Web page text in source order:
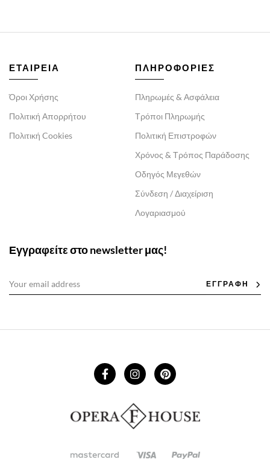
ΕΤΑΙΡΕΙΑ
Όροι Χρήσης
Πολιτική Απορρήτου
Πολιτική Cookies
ΠΛΗΡΟΦΟΡΙΕΣ
Πληρωμές & Ασφάλεια
Τρόποι Πληρωμής
Πολιτική Επιστροφών
Χρόνος & Τρόπος Παράδοσης
Οδηγός Μεγεθών
Σύνδεση / Διαχείριση
Λογαριασμού
Εγγραφείτε στο newsletter μας!
ΕΓΓΡΑΦΗ